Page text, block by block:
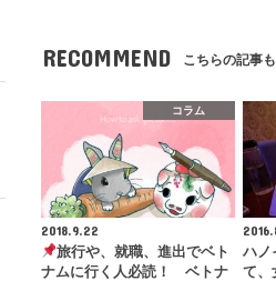
RECOMMEND こちらの記事も
コラム
2018.9.22
旅行や、就職、進出でベト
ナムに行く人必読！ ベトナ
ハノ
て、